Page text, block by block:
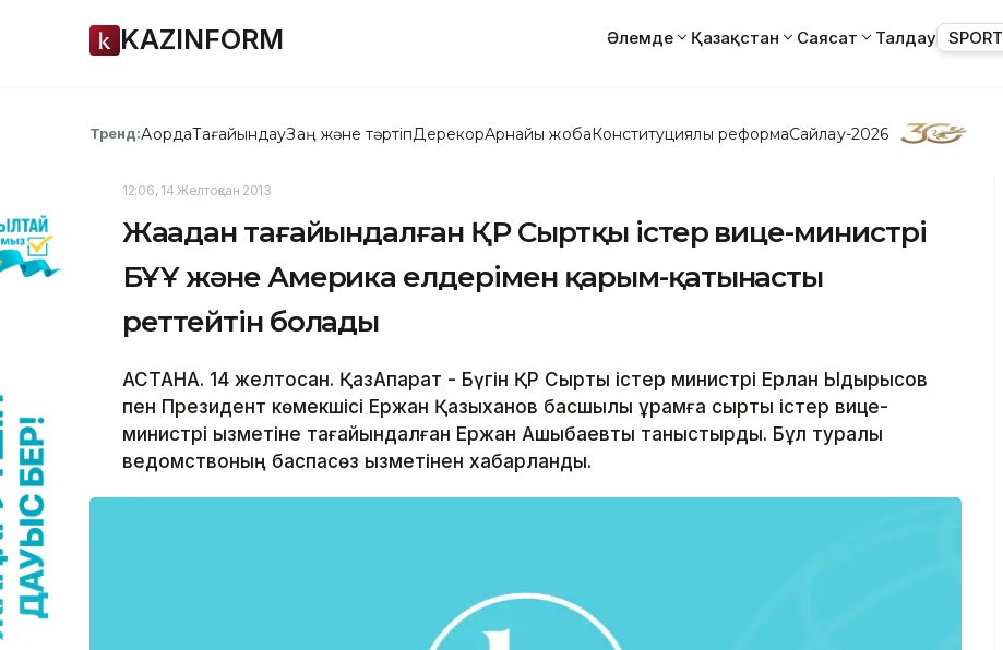
KAZINFORM Әлемде Қазақстан Саясат Талдау SPORT
Тренд:АқордаТағайындауЗаң және тәртіпДерекқорАрнайы жобаКонституциялық реформаСайлау-2026
12:06, 14 Желтоқсан 2013
Жаңадан тағайындалған ҚР Сыртқы істер вице-министрі
БҰҰ және Америка елдерімен қарым-қатынасты
реттейтін болады
АСТАНА. 14 желтоқсан. ҚазАқпарат - Бүгін ҚР Сыртқы істер министрі Ерлан Ыдырысов
пен Президент көмекшісі Ержан Қазыханов басшылық құрамға сыртқы істер вице-
министрі қызметіне тағайындалған Ержан Ашықбаевты таныстырды. Бұл туралы
ведомствоның баспасөз қызметінен хабарланды.